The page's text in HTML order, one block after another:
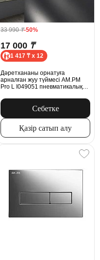
33 990₸-50%
17 000 ₸
1 417 ₸ x 12
Дәретхананы орнатуға
арналған жуу түймесі AM.PM
Pro L I049051 пневматикалық
Себетке
Қазір сатып алу